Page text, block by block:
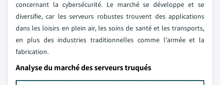
concernant la cybersécurité. Le marché se développe et se
diversifie, car les serveurs robustes trouvent des applications
dans les loisirs en plein air, les soins de santé et les transports,
en plus des industries traditionnelles comme l'armée et la
fabrication.
Analyse du marché des serveurs truqués